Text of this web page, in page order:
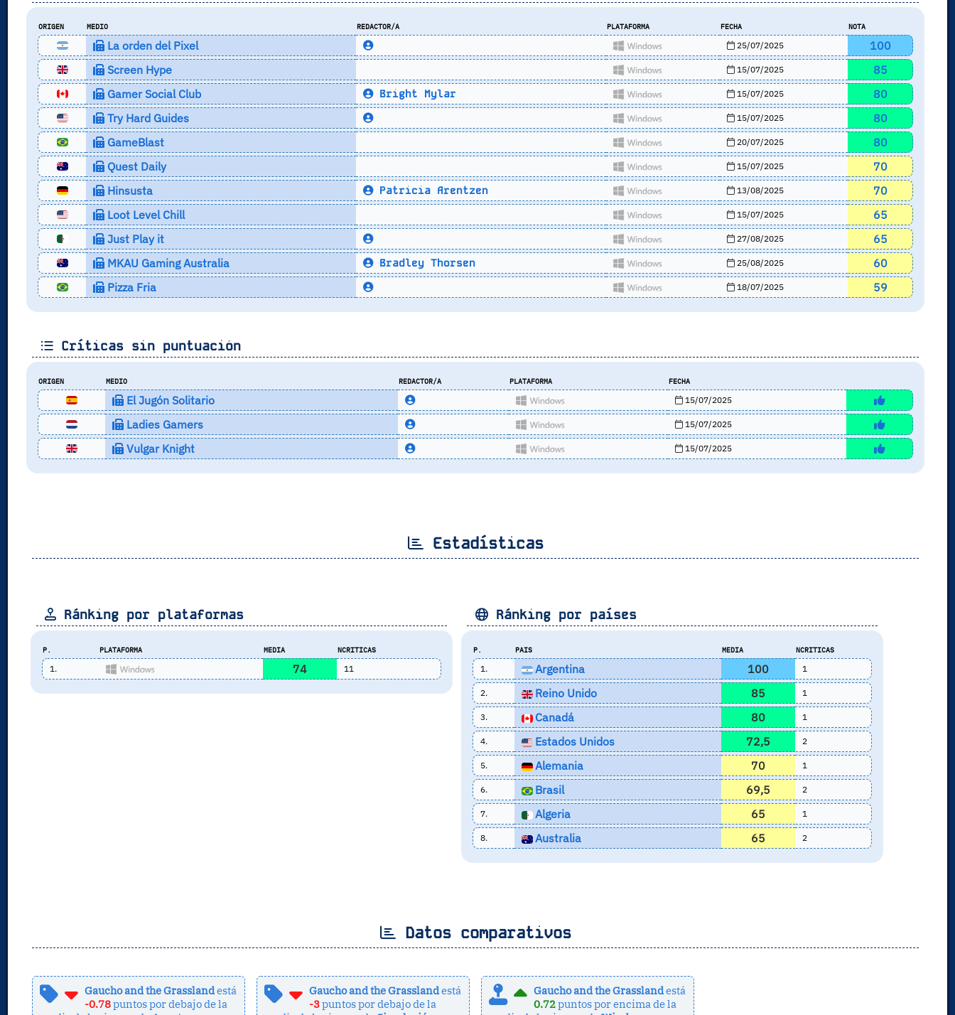
ORIGEN MEDIO REDACTOR/A PLATAFORMA FECHA NOTA
La orden del Pixel 25/07/2025
100
Screen Hype
15/07/2025
85
Gamer Social Club
Bright Mylar 15/07/2025
80
Try Hard Guides
15/07/2025
80
GameBlast
20/07/2025
80
Quest Daily
15/07/2025
70
Hinsusta
Patricia Arentzen 13/08/2025
70
Loot Level Chill
15/07/2025
65
Just Play it
27/08/2025
65
MKAU Gaming Australia
Bradley Thorsen 25/08/2025
60
Pizza Fria
18/07/2025 59
Críticas sin puntuación
ORIGEN MEDIO REDACTOR/A PLATAFORMA FECHA
El Jugón Solitario 15/07/2025
Ladies Gamers 15/07/2025
Vulgar Knight 15/07/2025
Estadísticas
Ránking por plataformas
P. PLATAFORMA MEDIA NCRITICAS
1. 74 11
Ránking por países
P. PAIS MEDIA NCRITICAS
1. Argentina 100 1
2. Reino Unido 85 1
3. Canadá 80 1
4. Estados Unidos 72,5 2
5. Alemania 70 1
6. Brasil 69,5 2
7. Algeria 65 1
8. Australia 65 2
Datos comparativos
Gaucho and the Grasslandestá
-0.78puntos por debajo de la
Gaucho and the Grasslandestá
-3puntos por debajo de la
Gaucho and the Grasslandestá
0.72puntos por encima de la